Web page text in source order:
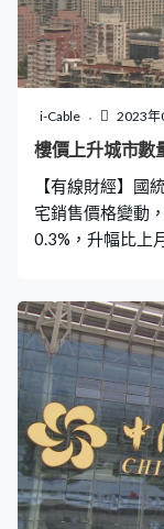
i-Cable 2023年
樓價上升城市數
【有線財經】國
宅銷售價格變動
0.3%，升幅比上
球最大噸位的豪
「客滾船」將駛
亞、奧爾比亞以